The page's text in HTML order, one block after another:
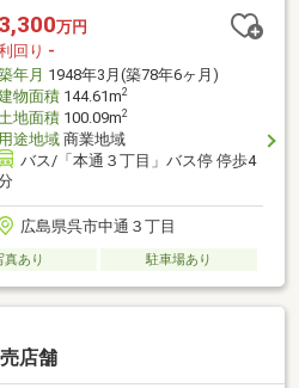
3,300万円
回り -
年月 1948年3月(築78年6ヶ月)
物面積144.61m2
地面積100.09m2
用途地域商業地域
バス/「本通３丁目」バス停 停歩4
広島県呉市中通３丁目
真あり 駐車場あり
店舗